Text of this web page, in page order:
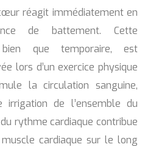
réagit immédiatement en
de battement. Cette
bien que temporaire, est
lors d’un exercice physique
la circulation sanguine,
de l’ensemble du
rythme cardiaque contribue
cardiaque sur le long